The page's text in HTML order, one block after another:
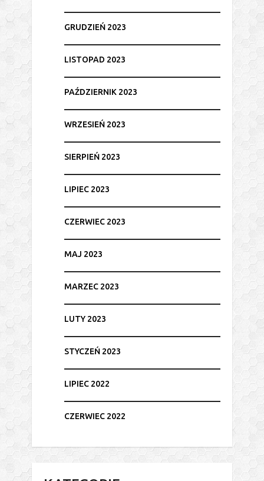
GRUDZIEŃ 2023
LISTOPAD 2023
PAŹDZIERNIK 2023
WRZESIEŃ 2023
SIERPIEŃ 2023
LIPIEC 2023
CZERWIEC 2023
MAJ 2023
MARZEC 2023
LUTY 2023
STYCZEŃ 2023
LIPIEC 2022
CZERWIEC 2022